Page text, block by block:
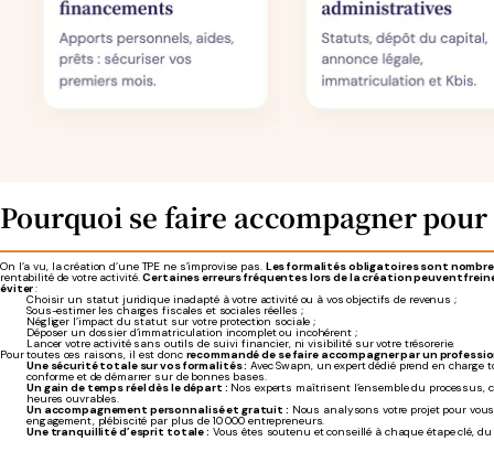
Pourquoi se faire accompagner
On l’a vu, la création d’une TPE ne s’improvise pas. Les formalités obligatoires sont
rentabilité de votre activité.Certaines erreurs fréquentes lors de la création peuvent
éviter:
Choisir un statut juridique inadapté à votre activité ou à vos objectifs de revenus ;
Sous-estimer les charges fiscales et sociales réelles ;
Négliger l’impact du statut sur votre protection sociale ;
Déposer un dossier d’immatriculation incomplet ou incohérent ;
Lancer votre activité sans outils de suivi financier, ni visibilité sur votre trésorerie.
Pour toutes ces raisons, il est donc recommandé de se faire accompagner par un
Une sécurité totale sur vos formalités : Avec Swapn, un expert dédié prend en
conforme et de démarrer sur de bonnes bases.
Un gain de temps réel dès le départ : Nos experts maîtrisent l’ensemble du
heures ouvrables.
Un accompagnement personnalisé et gratuit : Nous analysons votre projet pour
engagement, plébiscité par plus de 10 000 entrepreneurs.
Une tranquillité d’esprit totale : Vous êtes soutenu et conseillé à chaque étape clé,